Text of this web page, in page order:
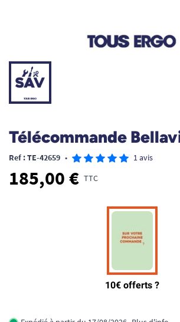
Télécommande
Ref : TE-42659 • 1 avis
185,00 € TTC